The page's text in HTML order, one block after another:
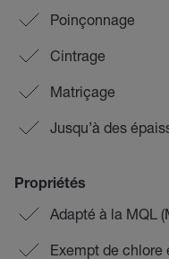
Poinçonnage
Cintrage
Matriçage
Jusqu’à des
Propriétés
Adapté à la MQL
Exempt de chlore